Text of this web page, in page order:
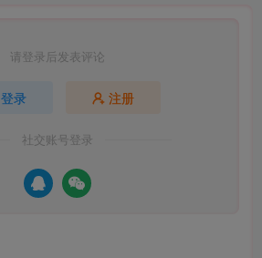
请登录后发表评论
登录 注册
社交账号登录